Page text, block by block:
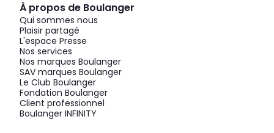
À propos de Boulanger
Qui sommes nous
Plaisir partagé
L'espace Presse
Nos services
Nos marques Boulanger
SAV marques Boulanger
Le Club Boulanger
Fondation Boulanger
Client professionnel
Boulanger INFINITY